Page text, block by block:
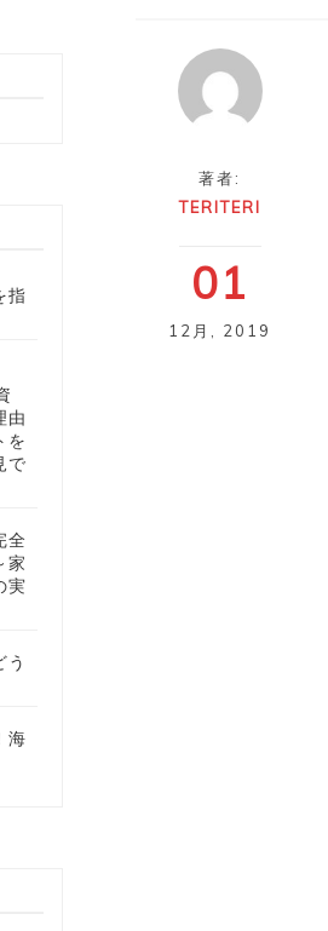
著者:
TERITERI
01
12月 2019
指
由
を
で
全
家
実
う
海